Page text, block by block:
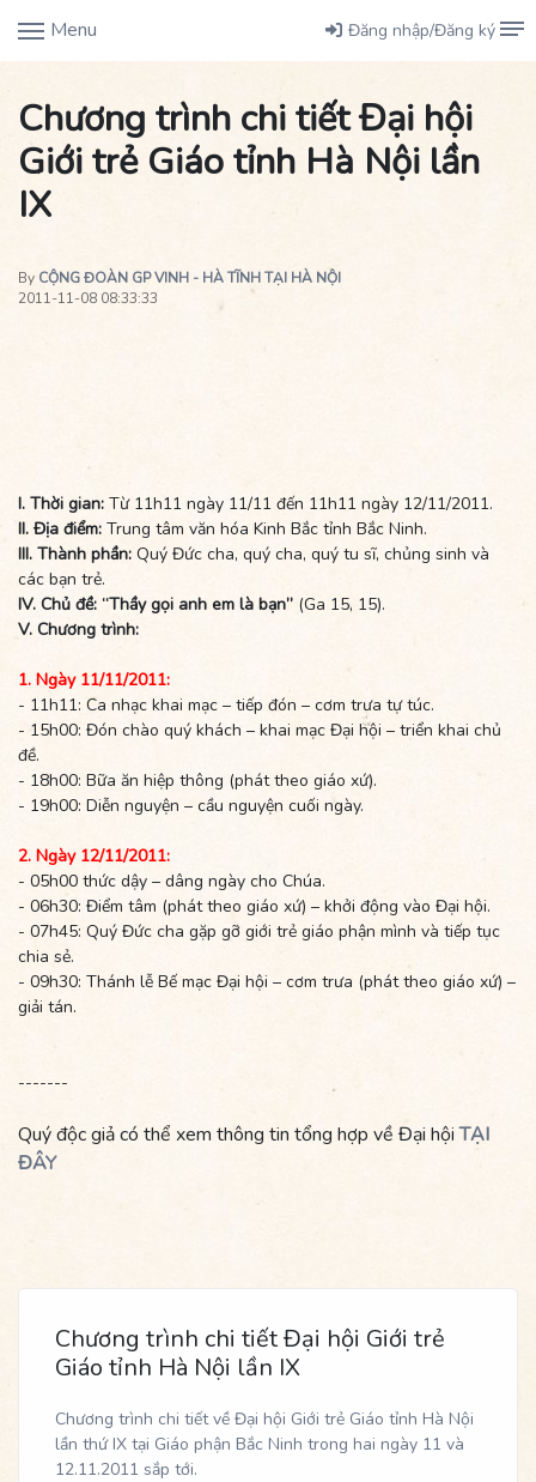
Menu Đăng nhập/Đăng ký
Chương trình chi tiết Đại hội
Giới trẻ Giáo tỉnh Hà Nội lần
IX
By CỘNG ĐOÀN GP VINH - HÀ TĨNH TẠI HÀ NỘI
2011-11-08 08:33:33
I. Thời gian: Từ 11h11 ngày 11/11 đến 11h11 ngày 12/11/2011.
II. Địa điểm: Trung tâm văn hóa Kinh Bắc tỉnh Bắc Ninh.
III. Thành phần: Quý Đức cha, quý cha, quý tu sĩ, chủng sinh và
các bạn trẻ.
IV. Chủ đề: “Thầy gọi anh em là bạn” (Ga 15, 15).
V. Chương trình:
1. Ngày 11/11/2011:
- 11h11: Ca nhạc khai mạc – tiếp đón – cơm trưa tự túc.
- 15h00: Đón chào quý khách – khai mạc Đại hội – triển khai chủ
đề.
- 18h00: Bữa ăn hiệp thông (phát theo giáo xứ).
- 19h00: Diễn nguyện – cầu nguyện cuối ngày.
2. Ngày 12/11/2011:
- 05h00 thức dậy – dâng ngày cho Chúa.
- 06h30: Điểm tâm (phát theo giáo xứ) – khởi động vào Đại hội.
- 07h45: Quý Đức cha gặp gỡ giới trẻ giáo phận mình và tiếp tục
chia sẻ.
- 09h30: Thánh lễ Bế mạc Đại hội – cơm trưa (phát theo giáo xứ) –
giải tán.
-------
Quý độc giả có thể xem thông tin tổng hợp về Đại hộiTẠI
ĐÂY
Chương trình chi tiết Đại hội Giới trẻ
Giáo tỉnh Hà Nội lần IX
Chương trình chi tiết về Đại hội Giới trẻ Giáo tỉnh Hà Nội
lần thứ IX tại Giáo phận Bắc Ninh trong hai ngày 11 và
12.11.2011 sắp tới.